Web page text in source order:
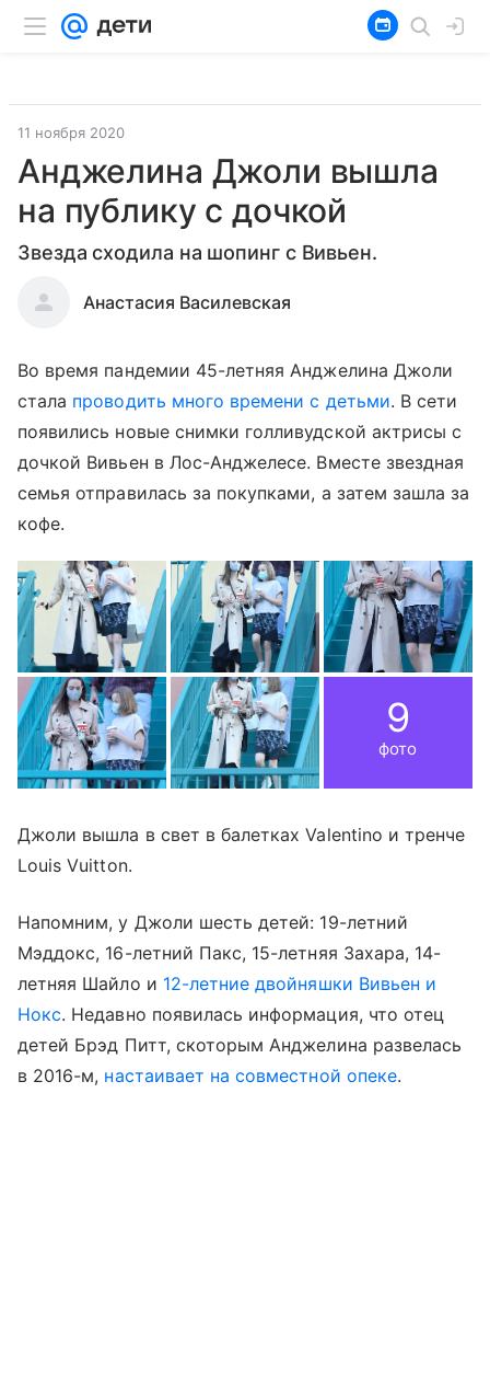
11 ноября 2020
Анджелина Джоли вышла
на публику с дочкой
Звезда сходила на шопинг с Вивьен.
Анастасия Василевская
Во время пандемии 45-летняя Анджелина Джоли
стала проводить много времени с детьми. В сети
появились новые снимки голливудской актрисы с
дочкой Вивьен в Лос-Анджелесе. Вместе звездная
семья отправилась за покупками, а затем зашла за
кофе.
9
фото
Джоли вышла в свет в балетках Valentino и тренче
Louis Vuitton.
Напомним, у Джоли шесть детей: 19-летний
Мэддокс, 16-летний Пакс, 15-летняя Захара, 14-
летняя Шайло и 12-летние двойняшки Вивьен и
Нокс. Недавно появилась информация, что отец
детей Брэд Питт, скоторым Анджелина развелась
в 2016-м, настаивает на совместной опеке.